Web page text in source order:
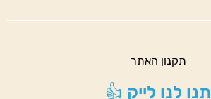
תקנון האתר
תנו לנו לייק 👍